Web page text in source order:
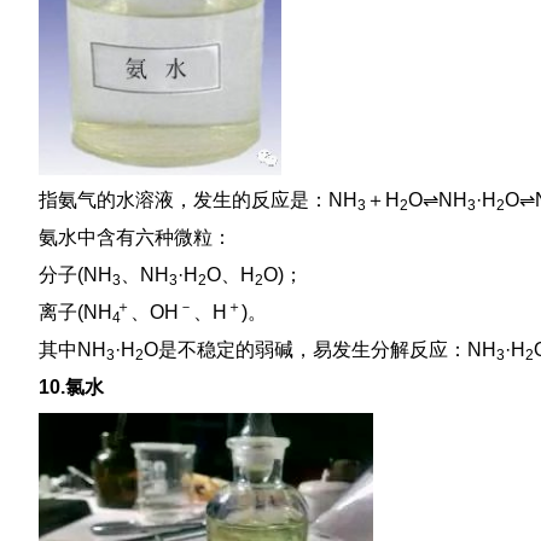
指氨气的水溶液，发生的反应是：NH 3 ＋H 2O⇌NH 3·H 2O⇌
氨水中含有六种微粒：
分子(NH 3 、NH 3·H 2O、H 2O)；
离子(NH 4 、OH － 、H ＋)。
其中NH 3·H 2O是不稳定的弱碱，易发生分解反应：NH 3·H 2
10.氯水